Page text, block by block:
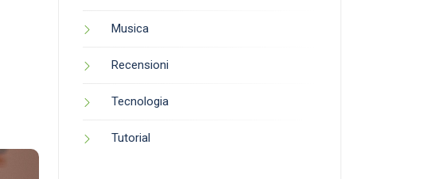
Musica
Recensioni
Tecnologia
Tutorial